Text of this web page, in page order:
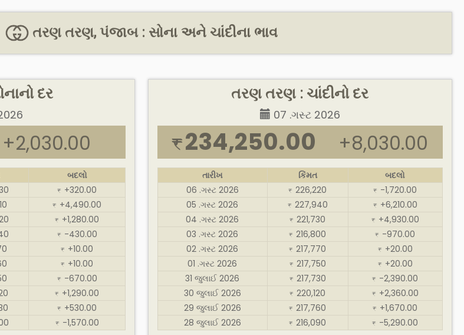
તરણ તરણ, પંજાબ : સોના અને ચાંદીના ભાવ
દર
+2,030.00
બદલો
₹ +320.00
₹ +4,490.00
₹ +1,280.00
₹ -430.00
₹ +10.00
₹ +10.00
₹ -670.00
₹ +1,290.00
₹ +530.00
₹ -1,570.00
તરણ તરણ : ચાંદીનો દર
07 .ગસ્ટ 2026
₹234,250.00 +8,030.00
તારીખ કિંમત
બદલો
06 .ગસ્ટ 2026
₹ 226,220 ₹ -1,720.00
05 .ગસ્ટ 2026
₹ 227,940 ₹ +6,210.00
04 .ગસ્ટ 2026
₹ 221,730 ₹ +4,930.00
03 .ગસ્ટ 2026
₹ 216,800 ₹ -970.00
02 .ગસ્ટ 2026
₹ 217,770 ₹ +20.00
01 .ગસ્ટ 2026
₹ 217,750 ₹ +20.00
31 જુલાઈ 2026
₹ 217,730 ₹ -2,390.00
30 જુલાઈ 2026
₹ 220,120 ₹ +2,360.00
29 જુલાઈ 2026
₹ 217,760 ₹ +1,670.00
28 જુલાઈ 2026
₹ 216,090 ₹ -5,290.00